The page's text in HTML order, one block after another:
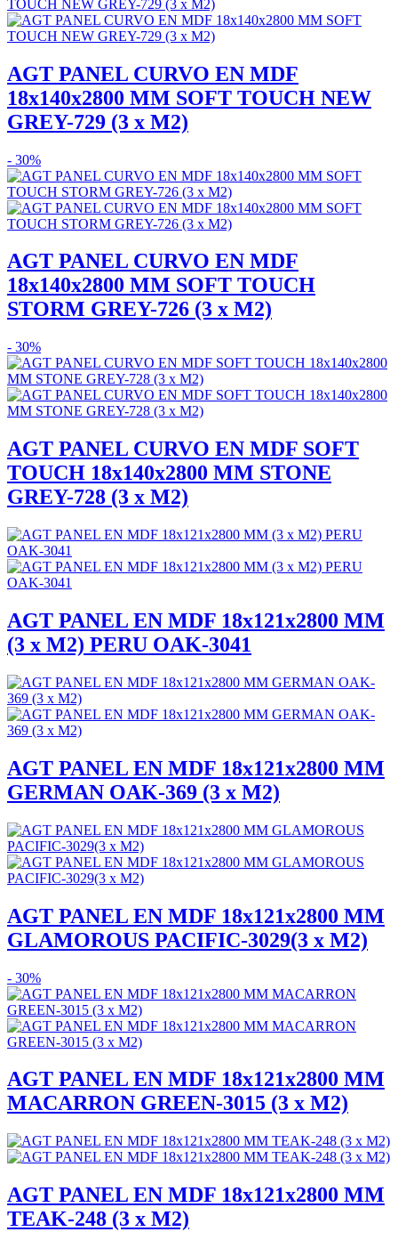
AGT PANEL CURVO EN MDF
18x140x2800 MM SOFT TOUCH NEW
GREY-729 (3 x M2)
- 30%
AGT PANEL CURVO EN MDF
18x140x2800 MM SOFT TOUCH
STORM GREY-726 (3 x M2)
- 30%
AGT PANEL CURVO EN MDF SOFT
TOUCH 18x140x2800 MM STONE
GREY-728 (3 x M2)
AGT PANEL EN MDF 18x121x2800 MM
(3 x M2) PERU OAK-3041
AGT PANEL EN MDF 18x121x2800 MM
GERMAN OAK-369 (3 x M2)
AGT PANEL EN MDF 18x121x2800 MM
GLAMOROUS PACIFIC-3029(3 x M2)
- 30%
AGT PANEL EN MDF 18x121x2800 MM
MACARRON GREEN-3015 (3 x M2)
AGT PANEL EN MDF 18x121x2800 MM
TEAK-248 (3 x M2)